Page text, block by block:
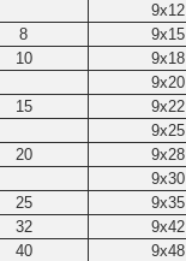
9x12
8 9x15
10 9x18
9х20
15 9x22
9х25
20 9x28
9x30
25 9x35
32 9x42
40 9x48